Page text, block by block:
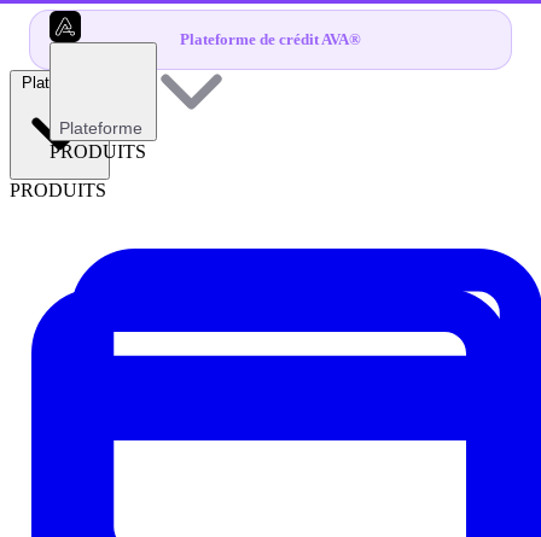
Plateforme de crédit AVA®
Plateforme
PRODUITS
Plateforme
PRODUITS